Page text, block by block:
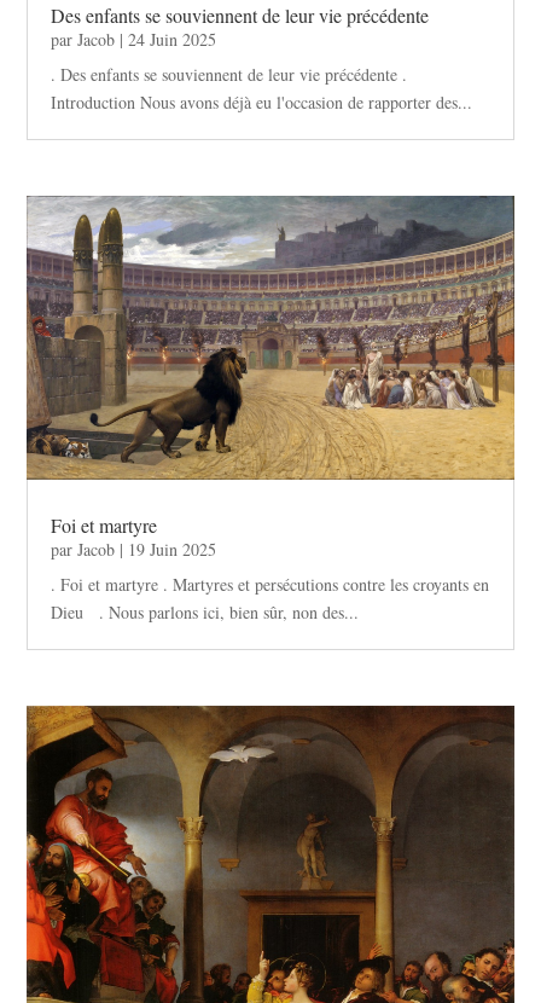
Des enfants se souviennent de leur vie précédente
parJacob |24 Juin 2025
. Des enfants se souviennent de leur vie précédente .
Introduction Nous avons déjà eu l'occasion de rapporter des...
Foi et martyre
parJacob | 19 Juin 2025
. Foi et martyre . Martyres et persécutions contre les croyants en
Dieu . Nous parlons ici, bien sûr, non des...